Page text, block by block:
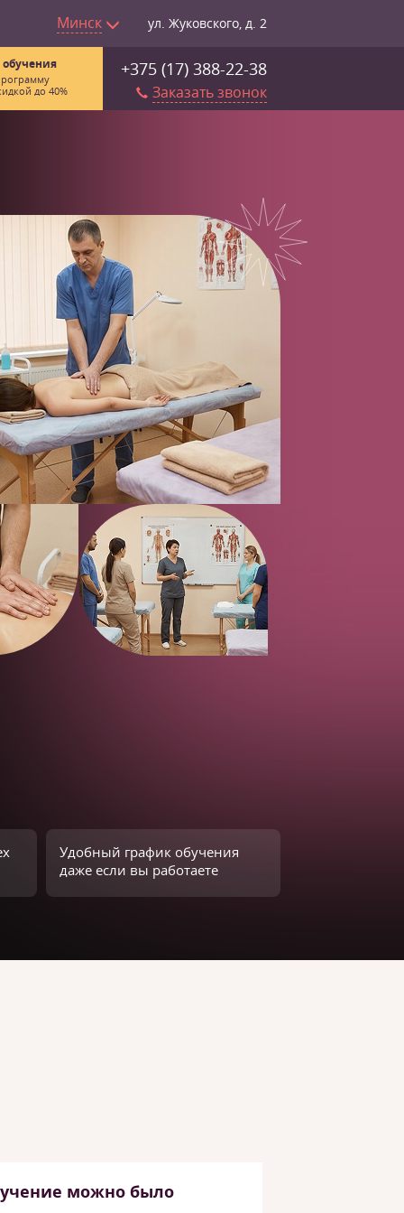
Минск ул. Жуковского, д. 2
+375 (17) 388-22-38
Заказать звонок
обучения
до 40%
Удобный график обучения
даже если вы работаете
можно было